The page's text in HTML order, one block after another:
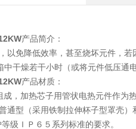
产品简介：
以免降低效率，甚至烧坏元件，
干燥若干小时（或将元件低压通
产品材质：
，加热芯子用管状电热元件作为
通型（采用铁制拉伸杯子型罩壳）
级ＩＰ６５系列标准的要求。